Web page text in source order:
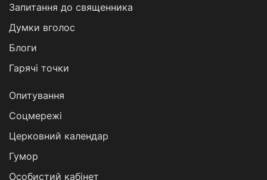
Запитання до священника
Думки вголос
Блоги
Гарячі точки
Опитування
Соцмережі
Церковний календар
Гумор
Особистий кабінет